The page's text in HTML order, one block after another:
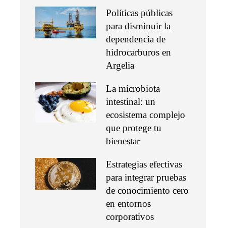
Políticas públicas
para disminuir la
dependencia de
hidrocarburos en
Argelia
La microbiota
intestinal: un
ecosistema complejo
que protege tu
bienestar
Estrategias efectivas
para integrar pruebas
de conocimiento cero
en entornos
corporativos